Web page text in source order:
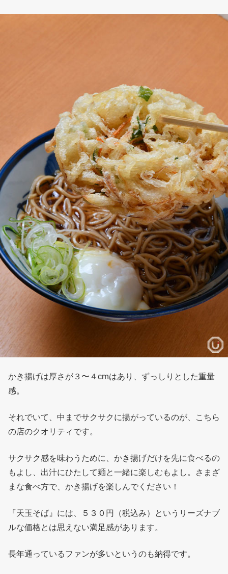
かき揚げは厚さが３〜４cmはあり、ずっしりとした重量
感。
それでいて、中までサクサクに揚がっているのが、こちら
の店のクオリティです。
サクサク感を味わうために、かき揚げだけを先に食べるの
もよし、出汁にひたして麺と一緒に楽しむもよし。さまざ
まな食べ方で、かき揚げを楽しんでください！
『天玉そば』には、５３０円（税込み）というリーズナブ
ルな価格とは思えない満足感があります。
長年通っているファンが多いというのも納得です。